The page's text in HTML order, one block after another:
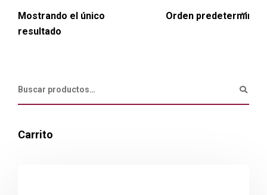
Mostrando el único
resultado
Carrito